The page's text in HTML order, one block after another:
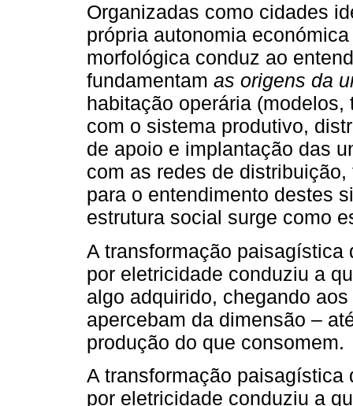
Organizadas como cidades
própria autonomia
morfológica conduz ao
fundamentam as origens da
habitação operária
com o sistema produtivo,
de apoio e implantação das
com as redes de
para o entendimento destes
estrutura social surge como
A transformação
por eletricidade conduziu a
algo adquirido, chegando
apercebam da dimensão –
produção do que consomem.
A transformação
por eletricidade conduziu a